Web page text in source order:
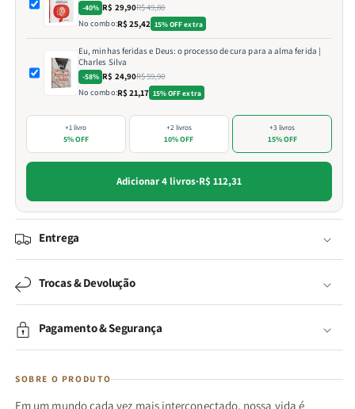
-40% R$ 29,90R$ 49,80
No combo:R$ 25,42 15% OFF extra
Eu, minhas feridas e Deus: o processo de cura para a alma ferida |
Charles Silva
-58% R$ 24,90R$ 59,90
No combo:R$ 21,17 15% OFF extra
+1 livro
5% OFF
+2 livros
10% OFF
+3 livros
15% OFF
Adicionar 4 livros·R$ 112,31
Entrega
Trocas & Devolução
Pagamento & Segurança
SOBRE O PRODUTO
Em um mundo cada vez mais interconectado, nossa vida é